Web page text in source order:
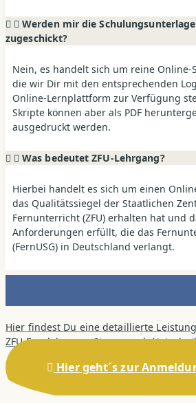
Werden mir die
zugeschickt?
Nein, es handelt sich um reine
die wir Dir mit den entsprechenden
Online-Lernplattform zur Verfügung
Skripte können aber als PDF
ausgedruckt werden.
Was bedeutet ZFU-Lehrgang?
Hierbei handelt es sich um einen
das Qualitätssiegel der Staatlichen
Fernunterricht (ZFU) erhalten hat und
Anforderungen erfüllt, die das
(FernUSG) in Deutschland verlangt.
Hier findest Du eine detaillierte
ZFU-Fernlehrgang Stresscoach
Hier geht´s zur